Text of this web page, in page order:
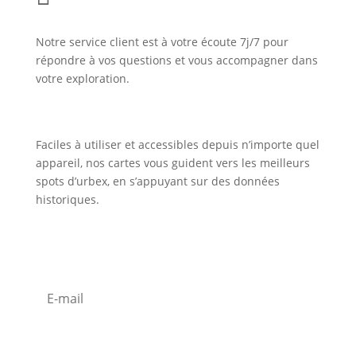
Notre service client est à votre écoute 7j/7 pour
répondre à vos questions et vous accompagner dans
votre exploration.
Faciles à utiliser et accessibles depuis n’importe quel
appareil, nos cartes vous guident vers les meilleurs
spots d’urbex, en s’appuyant sur des données
historiques.